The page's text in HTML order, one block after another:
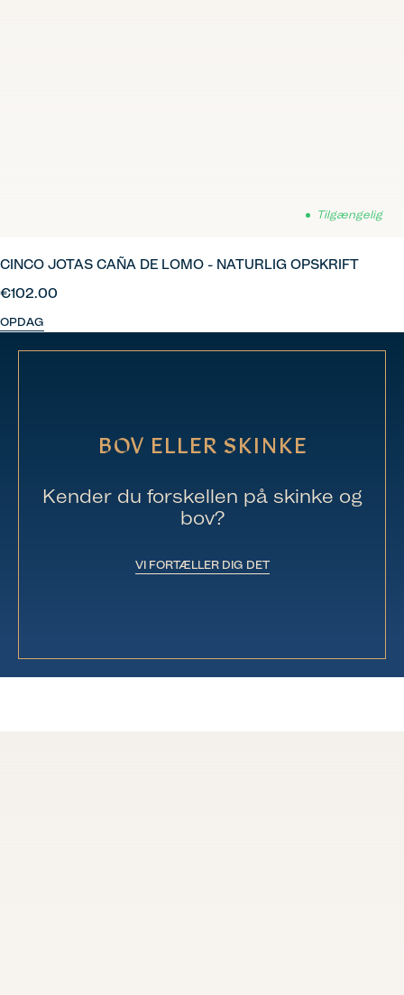
Tilgængelig
CINCO JOTAS CAÑA DE LOMO - NATURLIG OPSKRIFT
€102.00
OPDAG
BOV ELLER SKINKE
Kender du forskellen på skinke og
bov?
VI FORTÆLLER DIG DET